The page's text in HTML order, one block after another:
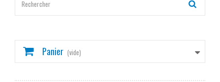
Panier (vide)